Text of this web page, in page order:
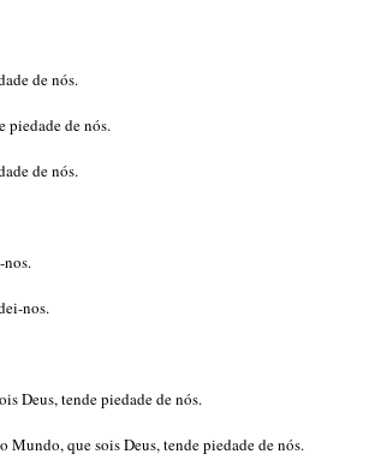
de nós.
piedade de nós.
de nós.
nos.
nos.
Deus, tende piedade de nós.
Mundo, que sois Deus, tende piedade de nós.